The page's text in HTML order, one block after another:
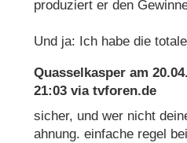
produziert er den
Und ja: Ich habe die
Quasselkasper am
21:03 viatvforen.de
sicher, und wer nicht
ahnung. einfache regel